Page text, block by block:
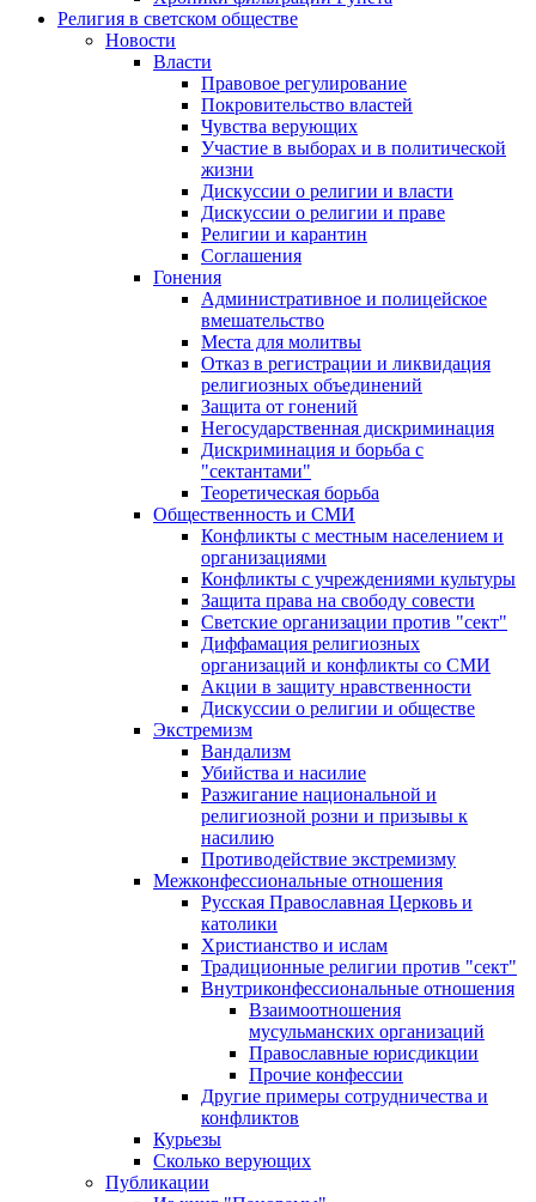
Религия в светском обществе
Новости
Власти
Правовое регулирование
Покровительство властей
Чувства верующих
Участие в выборах и в политической
жизни
Дискуссии о религии и власти
Дискуссии о религии и праве
Религии и карантин
Соглашения
Гонения
Административное и полицейское
вмешательство
Места для молитвы
Отказ в регистрации и ликвидация
религиозных объединений
Защита от гонений
Негосударственная дискриминация
Дискриминация и борьба с
"сектантами"
Теоретическая борьба
Общественность и СМИ
Конфликты с местным населением и
организациями
Конфликты с учреждениями культуры
Защита права на свободу совести
Светские организации против "сект"
Диффамация религиозных
организаций и конфликты со СМИ
Акции в защиту нравственности
Дискуссии о религии и обществе
Экстремизм
Вандализм
Убийства и насилие
Разжигание национальной и
религиозной розни и призывы к
насилию
Противодействие экстремизму
Межконфессиональные отношения
Русская Православная Церковь и
католики
Христианство и ислам
Традиционные религии против "сект"
Внутриконфессиональные отношения
Взаимоотношения
мусульманских организаций
Православные юрисдикции
Прочие конфессии
Другие примеры сотрудничества и
конфликтов
Курьезы
Сколько верующих
Публикации